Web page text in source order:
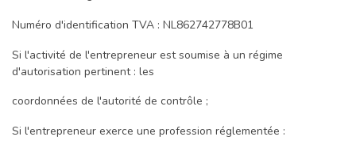
Numéro d'identification TVA : NL862742778B01
Si l'activité de l'entrepreneur est soumise à un régime
d'autorisation pertinent : les
coordonnées de l'autorité de contrôle ;
Si l'entrepreneur exerce une profession réglementée :